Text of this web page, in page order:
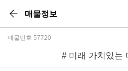
매물정보
매물번호 57720
# 미래 가치있는